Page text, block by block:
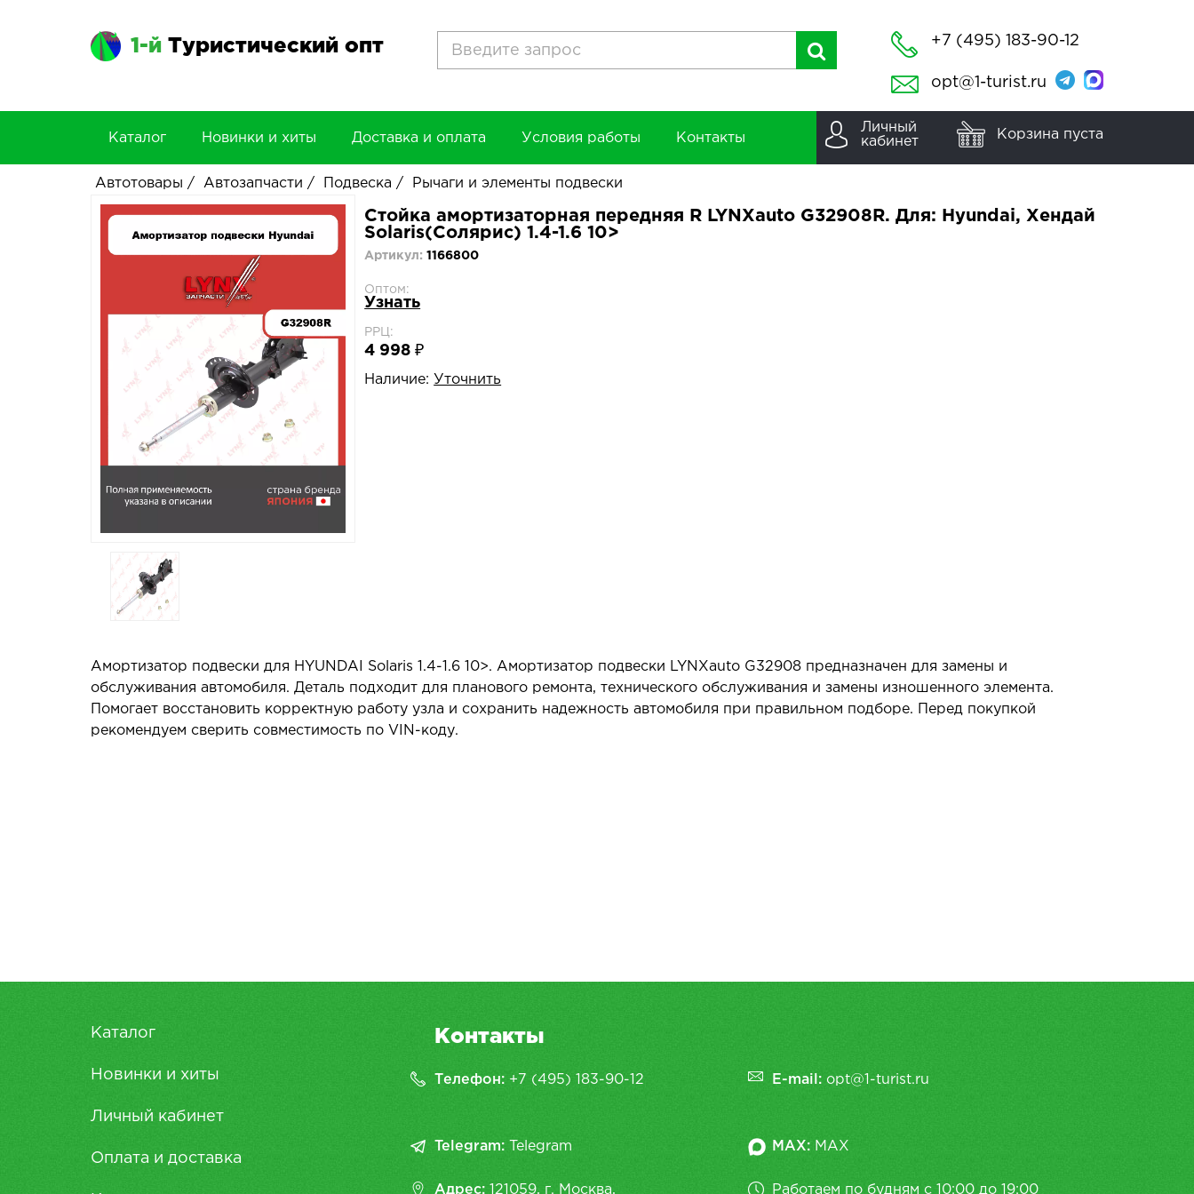
1-й Туристический опт +7 (495) 183-90-12
opt@1-turist.ru
Каталог Новинки и хиты Доставка и оплата Условия работы Контакты
Личный
кабинет
Корзина пуста
Автотовары / Автозапчасти / Подвеска / Рычаги и элементы подвески
Стойка амортизаторная передняя R LYNXauto G32908R. Для: Hyundai, Хендай
Solaris(Солярис) 1.4-1.6 10>
Артикул:1166800
Оптом:
Узнать
РРЦ:
4 998 ₽
Наличие: Уточнить
Амортизатор подвески для HYUNDAI Solaris 1.4-1.6 10>. Амортизатор подвески LYNXauto G32908 предназначен для замены и
обслуживания автомобиля. Деталь подходит для планового ремонта, технического обслуживания и замены изношенного элемента.
Помогает восстановить корректную работу узла и сохранить надежность автомобиля при правильном подборе. Перед покупкой
рекомендуем сверить совместимость по VIN-коду.
Каталог
Новинки и хиты
Личный кабинет
Оплата и доставка
Контакты
Телефон: +7 (495) 183-90-12 E-mail: opt@1-turist.ru
Telegram: Telegram MAX: MAX
Адрес: 121059, г. Москва, Работаем по будням с 10:00 до 19:00